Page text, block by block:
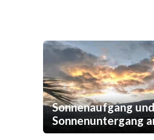
Sonnenaufgang und
Sonnenuntergang